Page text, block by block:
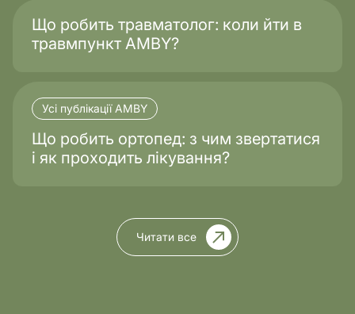
Що робить травматолог: коли йти в
травмпункт AMBY?
Усі публікації AMBY
Що робить ортопед: з чим звертатися
і як проходить лікування?
Читати все